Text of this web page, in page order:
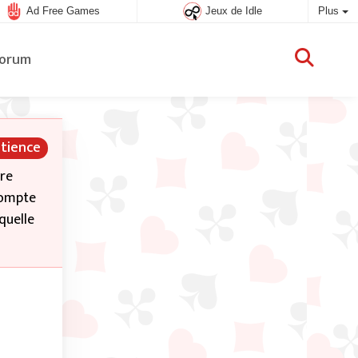
Ad Free Games Jeux de Idle Plus